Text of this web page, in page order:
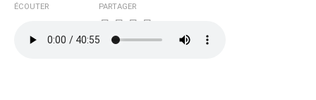
ÉCOUTER PARTAGER